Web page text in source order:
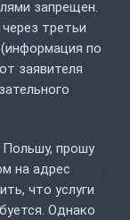
запрещен.
третьи
по
заявителя
Польшу, прошу
на адрес
что услуги
Однако